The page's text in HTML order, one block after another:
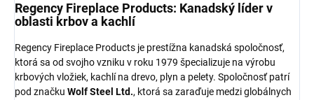
Regency Fireplace Products: Kanadský líder v
oblasti krbov a kachlí
Regency Fireplace Products je prestížna kanadská spoločnosť,
ktorá sa od svojho vzniku v roku 1979 špecializuje na výrobu
krbových vložiek, kachlí na drevo, plyn a pelety. Spoločnosť patrí
pod značku Wolf Steel Ltd., ktorá sa zaraďuje medzi globálnych